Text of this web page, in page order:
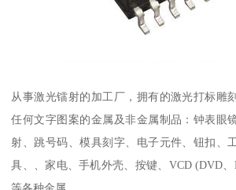
从事激光镭射的加工厂，拥有的激光打标雕
任何文字图案的金属及非金属制品：钟表眼
射、跳号码、模具刻字、电子元件、钮扣、
具、、家电、手机外壳、按键、VCD (DVD